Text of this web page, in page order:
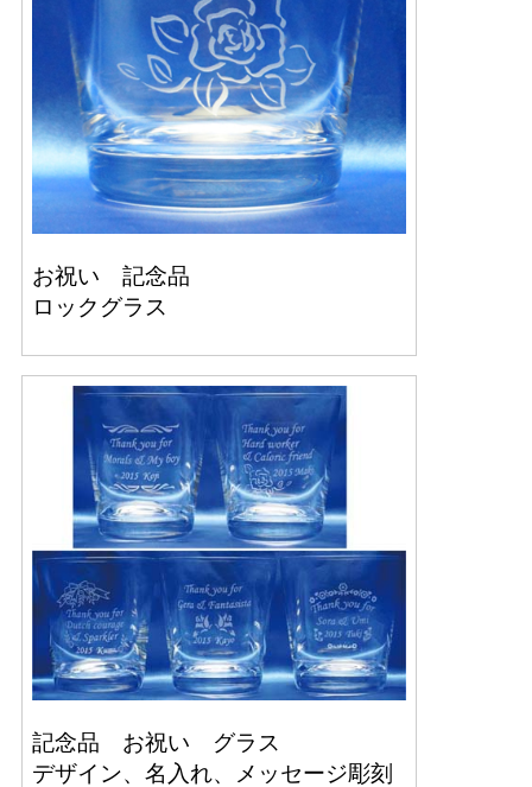
お祝い 記念品
ロックグラス
記念品 お祝い グラス
デザイン、名入れ、メッセージ彫刻